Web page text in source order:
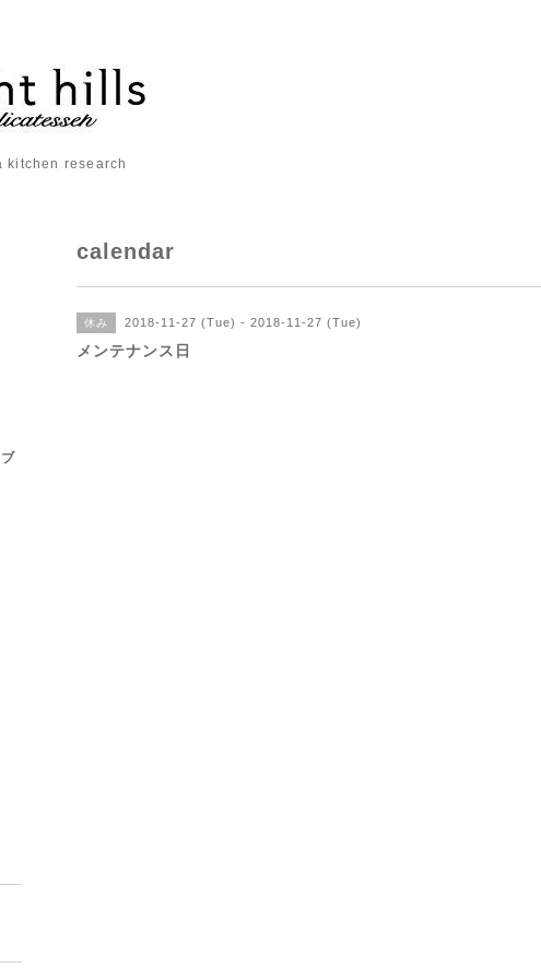
kitchen research
calendar
休み 2018-11-27 (Tue) - 2018-11-27 (Tue)
メンテナンス日